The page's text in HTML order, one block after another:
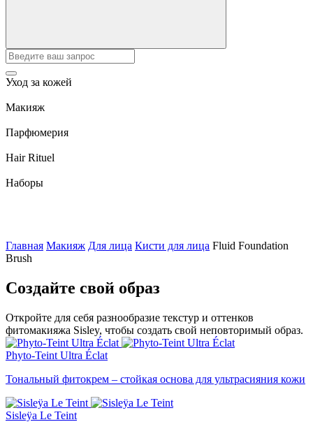
Уход за кожей
Макияж
Парфюмерия
Hair Rituel
Наборы
Главная Макияж Для лица Кисти для лица Fluid Foundation
Brush
Создайте свой образ
Откройте для себя разнообразие текстур и оттенков
фитомакияжа Sisley, чтобы создать свой неповторимый образ.
Phyto-Teint Ultra Éclat
Тональный фитокрем – стойкая основа для ультрасияния кожи
Sisleÿa Le Teint